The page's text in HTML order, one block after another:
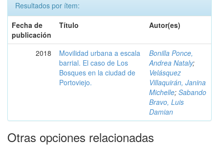
Resultados por ítem:
Fecha de
publicación
Título Autor(es)
2018
Movilidad urbana a escala
barrial. El caso de Los
Bosques en la ciudad de
Portoviejo.
Bonilla Ponce,
Andrea Nataly;
Velásquez
Villaquirán, Janina
Michelle; Sabando
Bravo, Luis
Damian
Otras opciones relacionadas